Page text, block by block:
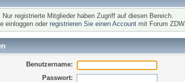
Nur registrierte Mitglieder haben Zugriff auf diesen Bereich.
einloggen oder registrieren Sie einen Accountmit Forum ZDW.
Benutzername:
Passwort: